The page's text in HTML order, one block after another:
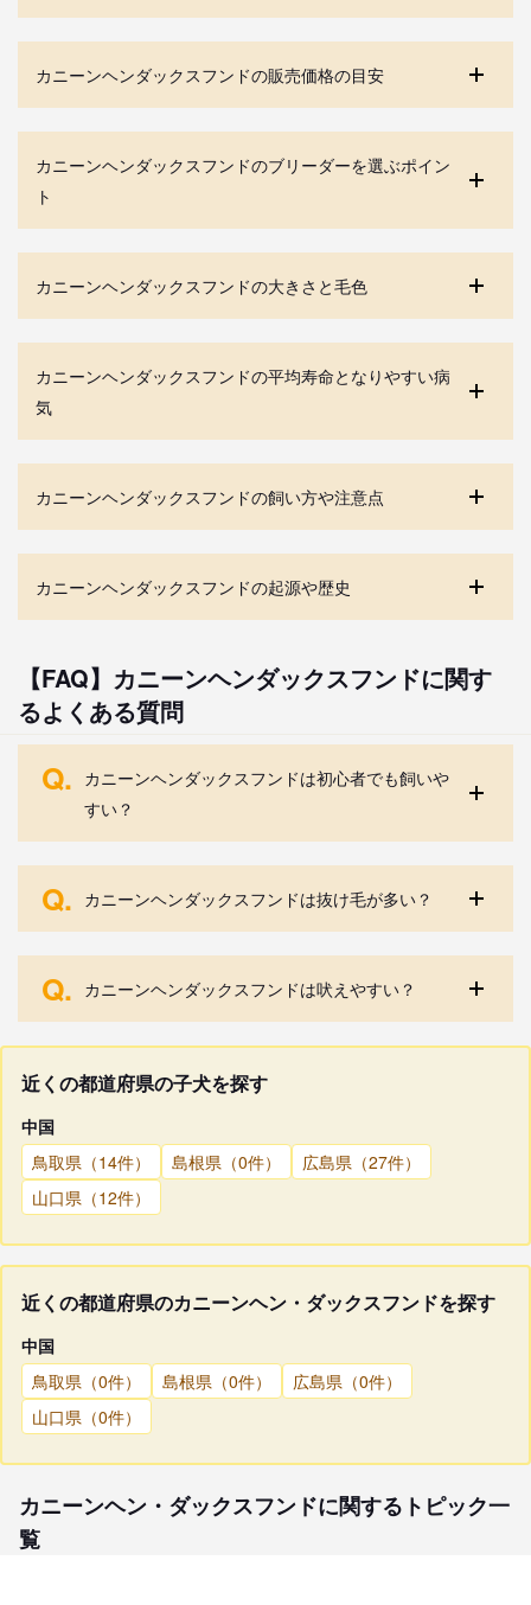
カニーンヘンダックスフンドの販売価格の目安
カニーンヘンダックスフンドのブリーダーを選ぶポイン
ト
カニーンヘンダックスフンドの大きさと毛色
カニーンヘンダックスフンドの平均寿命となりやすい病
気
カニーンヘンダックスフンドの飼い方や注意点
カニーンヘンダックスフンドの起源や歴史
【FAQ】カニーンヘンダックスフンドに関す
るよくある質問
Q. カニーンヘンダックスフンドは初心者でも飼いや
すい？
Q. カニーンヘンダックスフンドは抜け毛が多い？
Q. カニーンヘンダックスフンドは吠えやすい？
近くの都道府県の子犬を探す
中国
鳥取県（14件）
島根県（0件）
広島県（27件）
山口県（12件）
近くの都道府県のカニーンヘン・ダックスフンドを探す
中国
鳥取県（0件）
島根県（0件）
広島県（0件）
山口県（0件）
カニーンヘン・ダックスフンドに関するトピック一
覧